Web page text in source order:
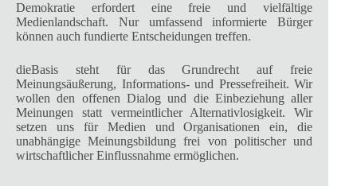
Demokratie erfordert eine freie und vielfältige
Medienlandschaft. Nur umfassend informierte Bürger
können auch fundierte Entscheidungen treffen.
dieBasis steht für das Grundrecht auf freie
Meinungsäußerung, Informations- und Pressefreiheit. Wir
wollen den offenen Dialog und die Einbeziehung aller
Meinungen statt vermeintlicher Alternativlosigkeit. Wir
setzen uns für Medien und Organisationen ein, die
unabhängige Meinungsbildung frei von politischer und
wirtschaftlicher Einflussnahme ermöglichen.